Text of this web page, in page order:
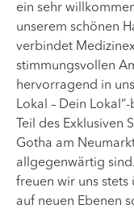
ein sehr
unserem schönen
verbindet
stimmungsvollen
hervorragend in
Lokal – Dein
Teil des Exklusiven
Gotha am
allgegenwärtig
freuen wir uns stets
auf neuen Ebenen